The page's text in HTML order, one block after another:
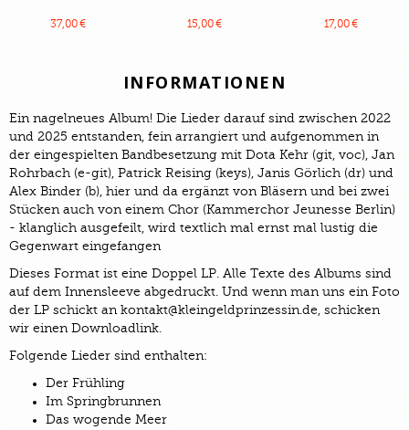
37,00 € 15,00 € 17,00 €
INFORMATIONEN
Ein nagelneues Album! Die Lieder darauf sind zwischen 2022
und 2025 entstanden, fein arrangiert und aufgenommen in
der eingespielten Bandbesetzung mit Dota Kehr (git, voc), Jan
Rohrbach (e-git), Patrick Reising (keys), Janis Görlich (dr) und
Alex Binder (b), hier und da ergänzt von Bläsern und bei zwei
Stücken auch von einem Chor (Kammerchor Jeunesse Berlin)
- klanglich ausgefeilt, wird textlich mal ernst mal lustig die
Gegenwart eingefangen
Dieses Format ist eine Doppel LP. Alle Texte des Albums sind
auf dem Innensleeve abgedruckt. Und wenn man uns ein Foto
der LP schickt an kontakt@kleingeldprinzessin.de, schicken
wir einen Downloadlink.
Folgende Lieder sind enthalten:
Der Frühling
Im Springbrunnen
Das wogende Meer